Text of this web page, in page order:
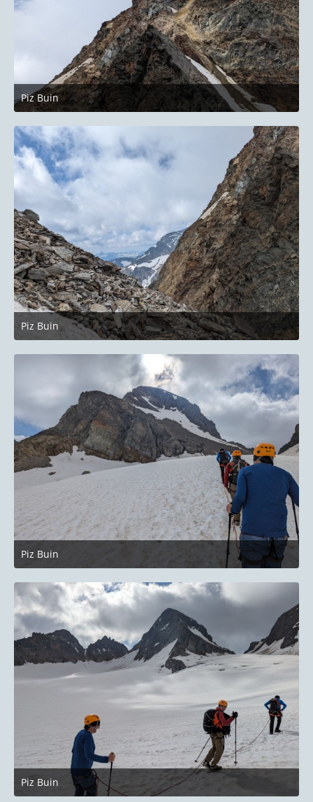
Piz Buin
27. Juni 2023 um 22:14
Piz Buin
27. Juni 2023 um 22:14
Piz Buin
27. Juni 2023 um 22:14
Piz Buin
27. Juni 2023 um 22:14